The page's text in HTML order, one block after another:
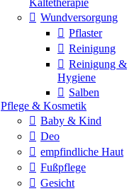
Wundversorgung
Pflaster
Reinigung
Reinigung &
Hygiene
Salben
Pflege & Kosmetik
Baby & Kind
Deo
empfindliche Haut
Fußpflege
Gesicht